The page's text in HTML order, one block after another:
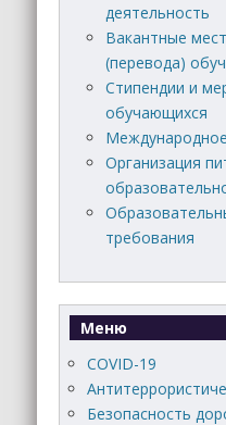
деятельность
Вакантные
(перевода)
Стипендии и
обучающихся
Организация
требования
Меню
COVID-19
Безопасность